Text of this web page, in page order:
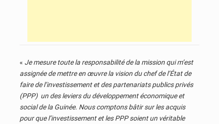
« Je mesure toute la responsabilité de la mission qui m’est
assignée de mettre en œuvre la vision du chef de l’État de
faire de l’investissement et des partenariats publics privés
(PPP) un des leviers du développement économique et
social de la Guinée. Nous comptons bâtir sur les acquis
pour que l’investissement et les PPP soient un véritable